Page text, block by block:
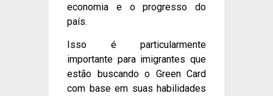
economia e o progresso do
país.
Isso é particularmente
importante para imigrantes que
estão buscando o Green Card
com base em suas habilidades